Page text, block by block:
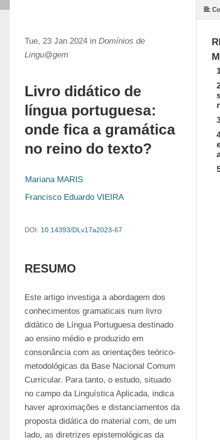
Tue, 23 Jan 2024 in Domínios de
Lingu@gem
Livro didático de
língua portuguesa:
onde fica a gramática
no reino do texto?
Mariana MARIS
Francisco Eduardo VIEIRA
DOI: 10.14393/DLv17a2023-67
RESUMO
Este artigo investiga a abordagem dos
conhecimentos gramaticais num livro
didático de Língua Portuguesa destinado
ao ensino médio e produzido em
consonância com as orientações teórico-
metodológicas da Base Nacional Comum
Curricular. Para tanto, o estudo, situado
no campo da Linguística Aplicada, indica
haver aproximações e distanciamentos da
proposta didática do material com, de um
lado, as diretrizes epistemológicas da